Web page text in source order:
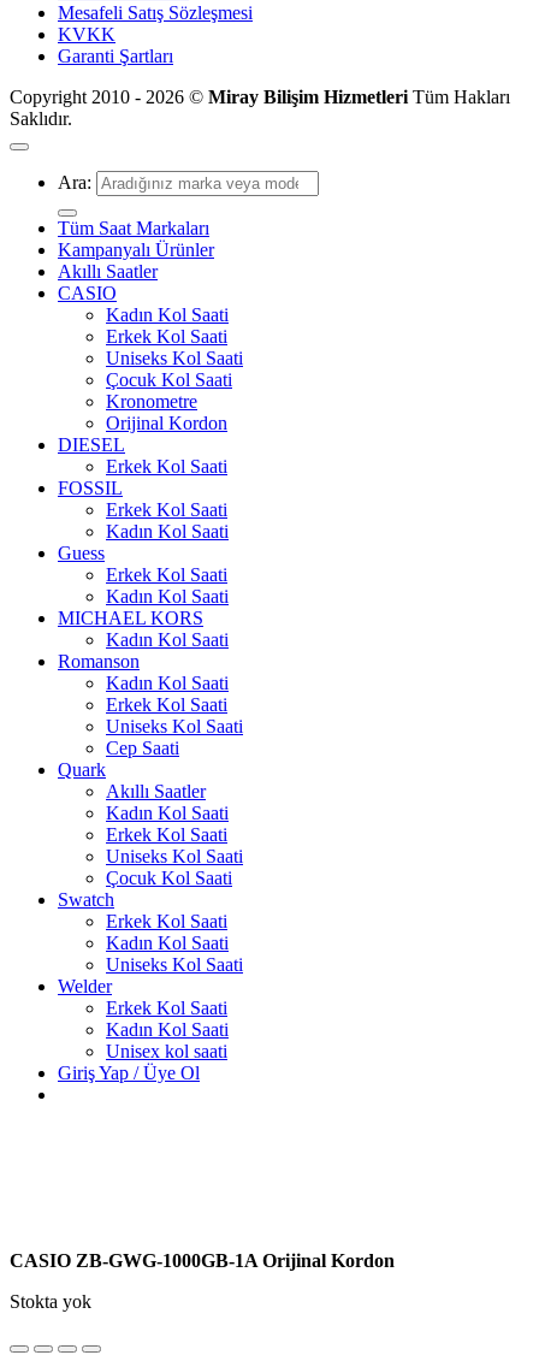
Mesafeli Satış Sözleşmesi
KVKK
Garanti Şartları
Copyright 2010 - 2026 © Miray Bilişim Hizmetleri Tüm Hakları
Saklıdır.
Ara:
Tüm Saat Markaları
Kampanyalı Ürünler
Akıllı Saatler
CASIO
Kadın Kol Saati
Erkek Kol Saati
Uniseks Kol Saati
Çocuk Kol Saati
Kronometre
Orijinal Kordon
DIESEL
Erkek Kol Saati
FOSSIL
Erkek Kol Saati
Kadın Kol Saati
Guess
Erkek Kol Saati
Kadın Kol Saati
MICHAEL KORS
Kadın Kol Saati
Romanson
Kadın Kol Saati
Erkek Kol Saati
Uniseks Kol Saati
Cep Saati
Quark
Akıllı Saatler
Kadın Kol Saati
Erkek Kol Saati
Uniseks Kol Saati
Çocuk Kol Saati
Swatch
Erkek Kol Saati
Kadın Kol Saati
Uniseks Kol Saati
Welder
Erkek Kol Saati
Kadın Kol Saati
Unisex kol saati
Giriş Yap / Üye Ol
CASIO ZB-GWG-1000GB-1A Orijinal Kordon
Stokta yok